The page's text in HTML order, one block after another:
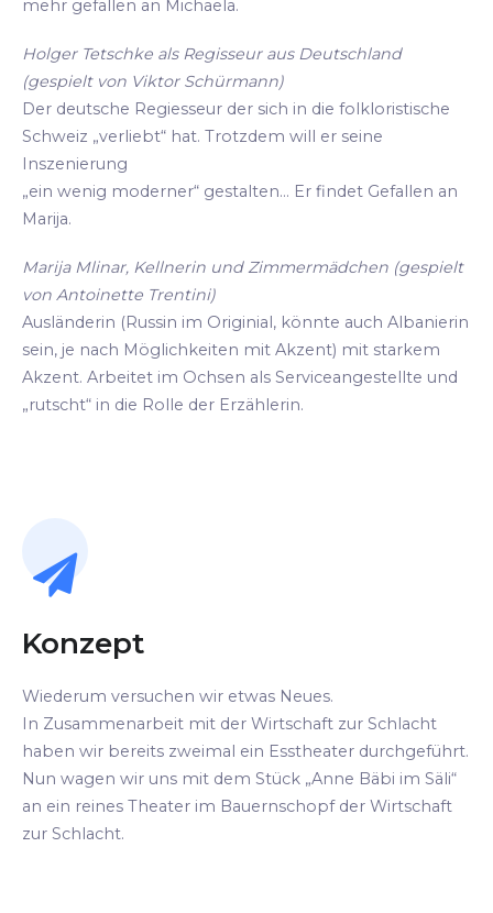
mehr gefallen an Michaela.
Holger Tetschke als Regisseur aus Deutschland
(gespielt von Viktor Schürmann)
Der deutsche Regiesseur der sich in die folkloristische
Schweiz „verliebt“ hat. Trotzdem will er seine
Inszenierung
„ein wenig moderner“ gestalten... Er findet Gefallen an
Marija.
Marija Mlinar, Kellnerin und Zimmermädchen (gespielt
von Antoinette Trentini)
Ausländerin (Russin im Originial, könnte auch Albanierin
sein, je nach Möglichkeiten mit Akzent) mit starkem
Akzent. Arbeitet im Ochsen als Serviceangestellte und
„rutscht“ in die Rolle der Erzählerin.
Konzept
Wiederum versuchen wir etwas Neues.
In Zusammenarbeit mit der Wirtschaft zur Schlacht
haben wir bereits zweimal ein Esstheater durchgeführt.
Nun wagen wir uns mit dem Stück „Anne Bäbi im Säli“
an ein reines Theater im Bauernschopf der Wirtschaft
zur Schlacht.